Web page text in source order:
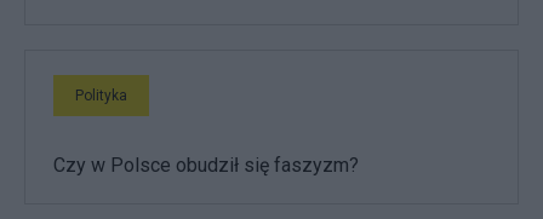
Polityka
Czy w Polsce obudził się faszyzm?